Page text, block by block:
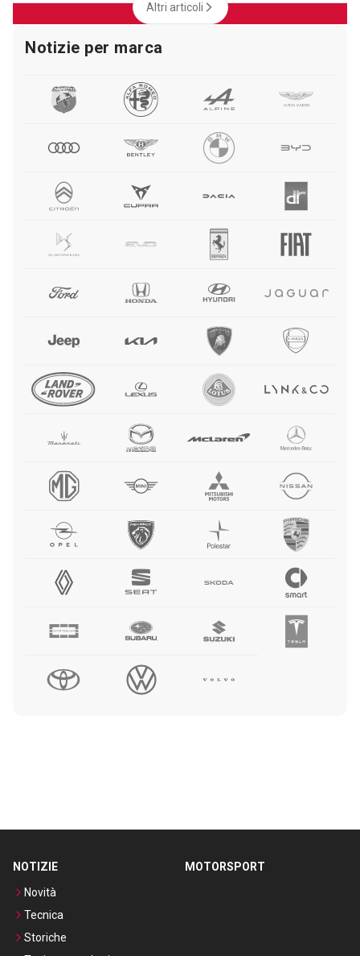
Altri articoli
Notizie per marca
NOTIZIE
Novità
Tecnica
Storiche
MOTORSPORT